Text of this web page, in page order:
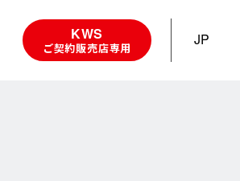
KWS
ご契約販売店専用 JP